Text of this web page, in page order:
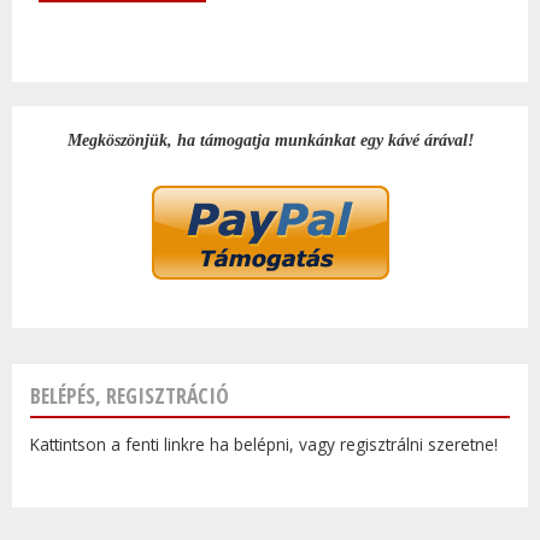
Megköszönjük, ha támogatja munkánkat egy kávé árával!
BELÉPÉS, REGISZTRÁCIÓ
Kattintson a fenti linkre ha belépni, vagy regisztrálni szeretne!